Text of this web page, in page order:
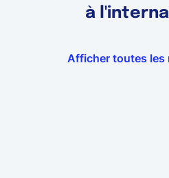
à
Afficher toutes les